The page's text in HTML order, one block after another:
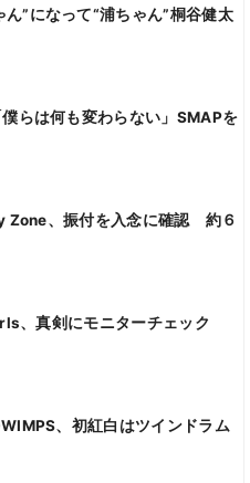
”になって“浦ちゃん”桐谷健太
らは何も変わらない」SMAPを
Zone、振付を入念に確認 約６
、真剣にモニターチェック
、初紅白はツインドラム